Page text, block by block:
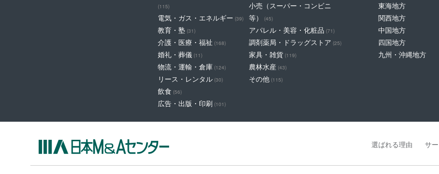
(115)
電気・ガス・エネルギー (39)
教育・塾 (31)
介護・医療・福祉 (168)
婚礼・葬儀 (11)
物流・運輸・倉庫 (124)
リース・レンタル (30)
飲食 (56)
広告・出版・印刷 (101)
小売（スーパー・コンビニ
等）
(45)
アパレル・美容・化粧品 (71)
調剤薬局・ドラッグストア (25)
家具・雑貨 (119)
農林水産 (43)
その他 (115)
東海地方
関西地方
中国地方
四国地方
九州・沖縄地方
選ばれる理由 サ